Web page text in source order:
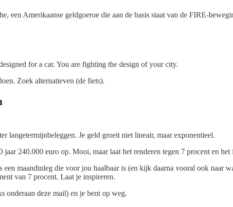
een Amerikaanse geldgoeroe die aan de basis staat van de FIRE-
for a car. You are fighting the design of your city.
Zoek alternatieven (de fiets).
langetermijnbeleggen. Je geld groeit niet lineair, maar exponentieel.
240.000 euro op. Mooi, maar laat het renderen tegen 7 procent en
een maandinleg die voor jou haalbaar is (en kijk daarna vooral ook naar
van 7 procent. Laat je inspireren.
onderaan deze mail) en je bent op weg.